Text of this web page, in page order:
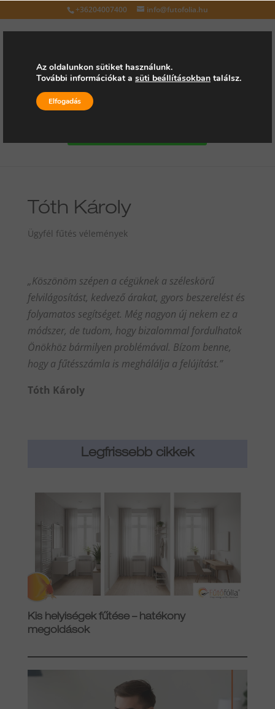
+36204007400 info@futofolia.hu
Válasszon oldalt
Tóth Károly
Ügyfél fűtés vélemények
„Köszönöm szépen a cégüknek a széleskörű
felvilágosítást, kedvező árakat, gyors beszerelést és
folyamatos segítséget. Még nagyon új nekem ez a
módszer, de tudom, hogy bizalommal fordulhatok
Önökhöz bármilyen problémával. Bízom benne,
hogy a fűtésszámla is meghálálja a felújítást.”
Tóth Károly
Legfrissebb cikkek
Kis helyiségek fűtése – hatékony
megoldások
Az oldalunkon sütiket használunk.
További információkat a süti beállításokban találsz.
Elfogadás